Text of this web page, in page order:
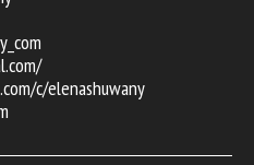
c/elenashuwany